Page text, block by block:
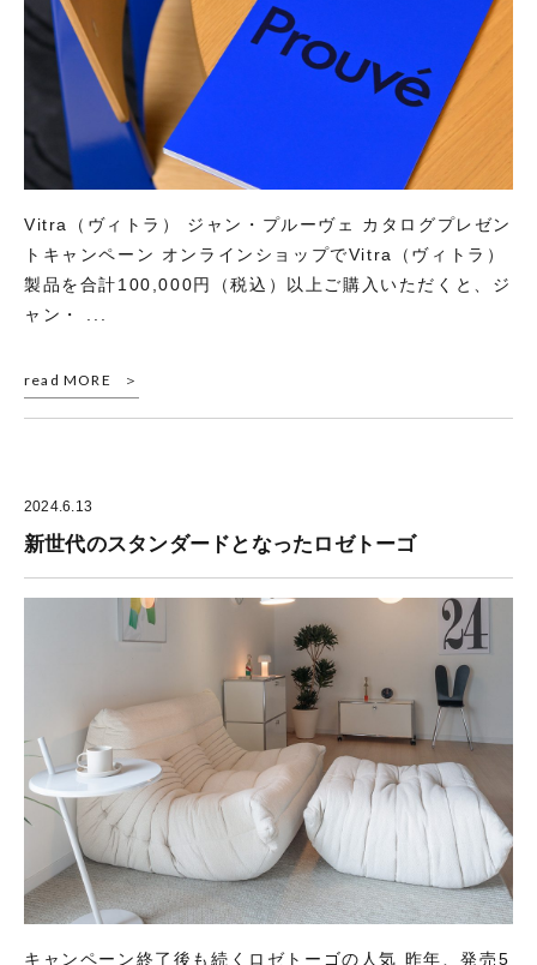
Vitra（ヴィトラ） ジャン・プルーヴェ カタログプレゼン
トキャンペーン オンラインショップでVitra（ヴィトラ）
製品を合計100,000円（税込）以上ご購入いただくと、ジ
ャン・ ...
read MORE
2024.6.13
新世代のスタンダードとなったロゼトーゴ
キャンペーン終了後も続くロゼトーゴの人気 昨年、発売5